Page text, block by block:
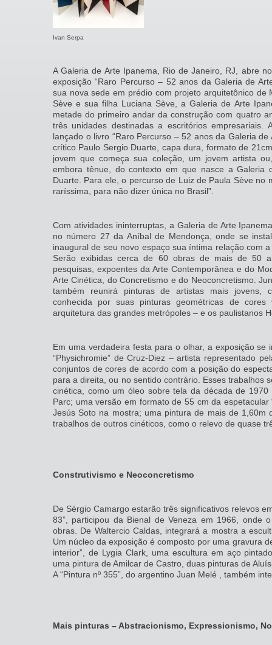
Ivan Serpa
A Galeria de Arte Ipanema, Rio de Janeiro, RJ, abre
exposição “Raro Percurso – 52 anos da Galeria de
sua nova sede em prédio com projeto arquitetônico de
Sève e sua filha Luciana Sève, a Galeria de Arte
metade do primeiro andar da construção com quatro
três unidades destinadas a escritórios
lançado o livro “Raro Percurso – 52 anos da Galeria
crítico Paulo Sergio Duarte, capa dura, formato de
jovem que começa sua coleção, um jovem artista
embora tênue, do contexto em que nasce a Galeria
Duarte. Para ele, o percurso de Luiz de Paula Sève no
raríssima, para não dizer única no Brasil”.
Com atividades ininterruptas, a Galeria de Arte
no número 27 da Aníbal de Mendonça, onde se
inaugural de seu novo espaço sua íntima relação com
Serão exibidas cerca de 60 obras de mais de 50
pesquisas, expoentes da Arte Contemporânea e do
Arte Cinética, do Concretismo e do Neoconcretismo.
também reunirá pinturas de artistas mais jovens,
conhecida por suas pinturas geométricas de cores
arquitetura das grandes metrópoles – e os paulistanos
Em uma verdadeira festa para o olhar, a exposição se
“Physichromie” de Cruz-Diez – artista representado
conjuntos de cores de acordo com a posição do
para a direita, ou no sentido contrário. Esses trabalhos
cinética, como um óleo sobre tela da década de
Parc; uma versão em formato de 55 cm da
Jesús Soto na mostra; uma pintura de mais de 1,60m
trabalhos de outros cinéticos, como o relevo de quase
Construtivismo e Neoconcretismo
De Sérgio Camargo estarão três significativos relevos
83”, participou da Bienal de Veneza em 1966, onde
obras. De Waltercio Caldas, integrará a mostra a
Um núcleo da exposição é composto por uma gravura
interior”, de Lygia Clark, uma escultura em aço
uma pintura de Amilcar de Castro, duas pinturas de
A “Pintura nº 355”, do argentino Juan Melé , também
Mais pinturas – Abstracionismo, Expressionismo,